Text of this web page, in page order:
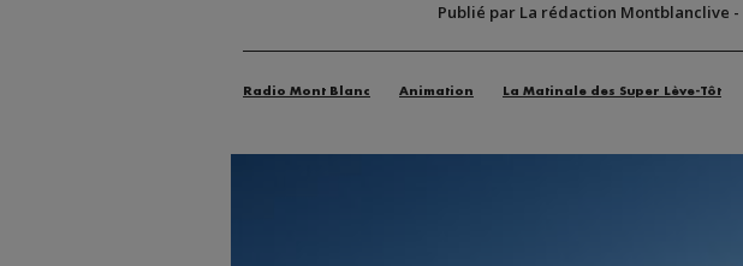
Publié par La rédaction Montblanclive -
Radio Mont Blanc Animation La Matinale des Super Lève-Tôt